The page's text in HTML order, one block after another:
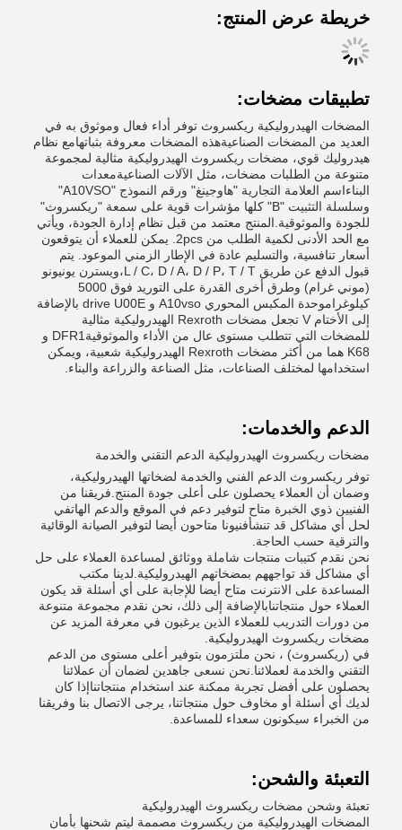
خريطة عرض المنتج:
تطبيقات مضخات:
المضخات الهيدروليكية ريكسروث توفر أداء فعال وموثوق به في
العديد من المضخات الصناعيةهذه المضخات معروفة بثباتهامع نظام
هيدروليك قوي، مضخات ريكسروث الهيدروليكية مثالية لمجموعة
متنوعة من الطلبات مضخات، مثل الآلات الصناعيةمعدات
البناءاسم العلامة التجارية "هاوجينغ" ورقم النموذج "A10VSO"
وسلسلة التثبيت "B" كلها مؤشرات قوية على سمعة "ريكسروث"
للجودة والموثوقية.المنتج معتمد من قبل نظام إدارة الجودة، ويأتي
مع الحد الأدنى لكمية الطلب من 2pcs. يمكن للعملاء أن يتوقعون
أسعار تنافسية، والتسليم عادة في الإطار الزمني الموعود. يتم
قبول الدفع عن طريق L / C، D / A، D / P، T / T،ويسترن يونيونو
(موني غرام) وطرق أخرى القدرة على التوريد فوق 5000
كيلوغراموحدة المكبس المحوري A10vso و drive U00E بالإضافة
إلى الأختام V تجعل مضخات Rexroth الهيدروليكية مثالية
للمضخات التي تتطلب مستوى عال من الأداء والموثوقيةDFR1 و
K68 هما من أكثر مضخات Rexroth الهيدروليكية شعبية، ويمكن
استخدامها لمختلف الصناعات، مثل الصناعة والزراعة والبناء.
الدعم والخدمات:
مضخات ريكسروث الهيدروليكية الدعم التقني والخدمة
توفر ريكسروث الدعم الفني والخدمة لضخاتها الهيدروليكية،
وضمان أن العملاء يحصلون على أعلى جودة المنتج.فريقنا من
الفنيين ذوي الخبرة متاح لتوفير دعم في الموقع والدعم الهاتفي
لحل أي مشاكل قد تنشأفنيونا متاحون أيضا لتوفير الصيانة الوقائية
والترقية حسب الحاجة.
نحن نقدم كتيبات منتجات شاملة ووثائق لمساعدة العملاء على حل
أي مشاكل قد تواجههم بمضخاتهم الهيدروليكية.لدينا مكتب
المساعدة على الانترنت متاح أيضا للإجابة على أي أسئلة قد يكون
العملاء حول منتجاتنابالإضافة إلى ذلك، نحن نقدم مجموعة متنوعة
من دورات التدريب للعملاء الذين يرغبون في معرفة المزيد عن
مضخات ريكسروث الهيدروليكية.
في (ريكسروث) ، نحن ملتزمون بتوفير أعلى مستوى من الدعم
التقني والخدمة لعملائنا.نحن نسعى جاهدين لضمان أن عملائنا
يحصلون على أفضل تجربة ممكنة عند استخدام منتجاتناإذا كان
لديك أي أسئلة أو مخاوف حول منتجاتنا، يرجى الاتصال بنا وفريقنا
من الخبراء سيكونون سعداء للمساعدة.
التعبئة والشحن:
تعبئة وشحن مضخات ريكسروث الهيدروليكية
المضخات الهيدروليكية من ريكسروث مصممة ليتم شحنها بأمان